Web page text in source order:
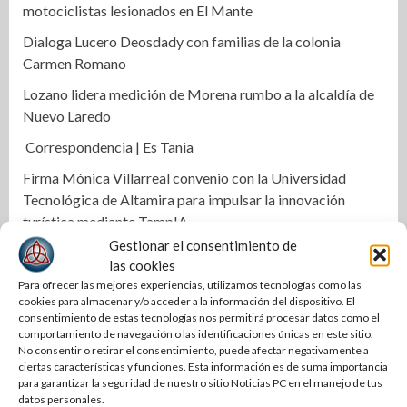
Gestionar el consentimiento de
las cookies
Para ofrecer las mejores experiencias, utilizamos tecnologías como las
cookies para almacenar y/o acceder a la información del dispositivo. El
consentimiento de estas tecnologías nos permitirá procesar datos como el
comportamiento de navegación o las identificaciones únicas en este sitio.
No consentir o retirar el consentimiento, puede afectar negativamente a
ciertas características y funciones. Esta información es de suma importancia
para garantizar la seguridad de nuestro sitio Noticias PC en el manejo de tus
datos personales.
motociclistas lesionados en El Mante
Dialoga Lucero Deosdady con familias de la colonia
Carmen Romano
Lozano lidera medición de Morena rumbo a la alcaldía de
Nuevo Laredo
Correspondencia | Es Tania
Firma Mónica Villarreal convenio con la Universidad
Tecnológica de Altamira para impulsar la innovación
turística mediante TampIA
Destaca Olga Sosa innovación en el campo durante la
presentación de Forward Farming de Bayer en México
Transparencia y finanzas sanas en COMAPA Altamira
Con más obra pública, Mónica Villarreal transforma la
infraestructura vial de Tampico
Impulsa STPS ferias del empleo para jóvenes en tres